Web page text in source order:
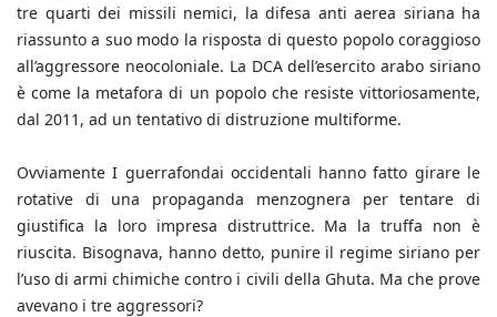
tre quarti dei missili nemici, la difesa anti aerea siriana ha
riassunto a suo modo la risposta di questo popolo coraggioso
all’aggressore neocoloniale. La DCA dell’esercito arabo siriano
è come la metafora di un popolo che resiste vittoriosamente,
dal 2011, ad un tentativo di distruzione multiforme.
Ovviamente I guerrafondai occidentali hanno fatto girare le
rotative di una propaganda menzognera per tentare di
giustifica la loro impresa distruttrice. Ma la truffa non è
riuscita. Bisognava, hanno detto, punire il regime siriano per
l’uso di armi chimiche contro i civili della Ghuta. Ma che prove
avevano i tre aggressori?